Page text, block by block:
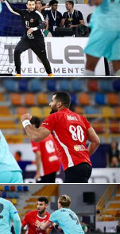
الدوري المصري
الكرة الأوروبية
الكرة الإفريقية
منتخب مصر
سعودي في الجول
الدوري الإنجليزي
الدوري الإسباني